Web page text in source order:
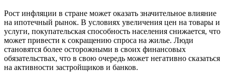
Рост инфляции в стране может оказать значительное влияние
на ипотечный рынок. В условиях увеличения цен на товары и
услуги, покупательская способность населения снижается, что
может привести к сокращению спроса на жилье. Люди
становятся более осторожными в своих финансовых
обязательствах, что в свою очередь может негативно сказаться
на активности застройщиков и банков.